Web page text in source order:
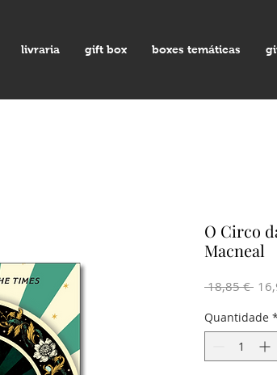
livraria gift box boxes temáticas
O Circo
Macneal
18,85 €
Quantidade *